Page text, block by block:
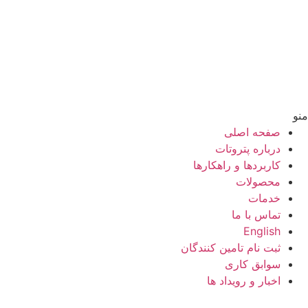
منو
صفحه اصلی
درباره پتروتات
کاربردها و راهکارها
محصولات
خدمات
تماس با ما
English
ثبت نام تامین کنندگان
سوابق کاری
اخبار و رویداد ها